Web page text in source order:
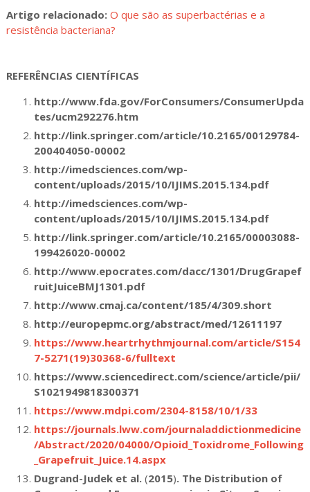
Artigo relacionado: O que são as superbactérias e a
resistência bacteriana?
REFERÊNCIAS CIENTÍFICAS
http://www.fda.gov/ForConsumers/ConsumerUpda
tes/ucm292276.htm
http://link.springer.com/article/10.2165/00129784-
200404050-00002
http://imedsciences.com/wp-
content/uploads/2015/10/IJIMS.2015.134.pdf
http://imedsciences.com/wp-
content/uploads/2015/10/IJIMS.2015.134.pdf
http://link.springer.com/article/10.2165/00003088-
199426020-00002
http://www.epocrates.com/dacc/1301/DrugGrapef
ruitJuiceBMJ1301.pdf
http://www.cmaj.ca/content/185/4/309.short
http://europepmc.org/abstract/med/12611197
https://www.heartrhythmjournal.com/article/S154
7-5271(19)30368-6/fulltext
https://www.sciencedirect.com/science/article/pii/
S1021949818300371
https://www.mdpi.com/2304-8158/10/1/33
https://journals.lww.com/journaladdictionmedicine
/Abstract/2020/04000/Opioid_Toxidrome_Following
_Grapefruit_Juice.14.aspx
Dugrand-Judek et al. (2015). The Distribution of